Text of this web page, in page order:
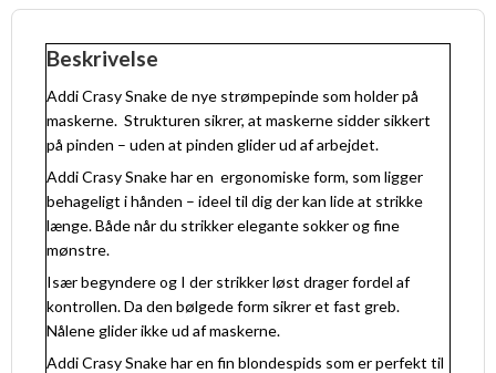
Beskrivelse
Addi Crasy Snake de nye strømpepinde som holder på
maskerne. Strukturen sikrer, at maskerne sidder sikkert
på pinden – uden at pinden glider ud af arbejdet.
Addi Crasy Snake har en ergonomiske form, som ligger
behageligt i hånden – ideel til dig der kan lide at strikke
længe.Både når du strikker elegante sokker og fine
mønstre.
Især begyndere og I der strikker løst drager fordel af
kontrollen. Da den bølgede form sikrer et fast greb.
Nålene glider ikke ud af maskerne.
Addi Crasy Snake har en fin blondespids som er perfekt til